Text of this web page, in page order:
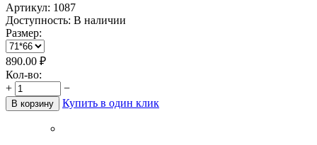
Артикул: 1087
Доступность: В наличии
Размер:
890.00 ₽
Кол-во:
+
−
В корзину Купить в один клик